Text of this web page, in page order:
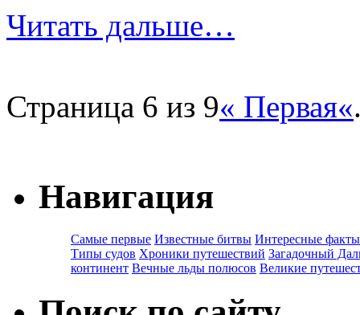
Читать дальше…
Страница 6 из 9« Первая«
Навигация
Самые первые Известные битвы Интересные факты
Типы судов Хроники путешествий Загадочный
континент Вечные льды полюсов Великие